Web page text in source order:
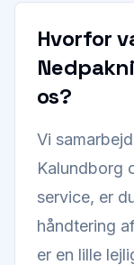
Hvorfor
os?
Vi
Kalundborg
service, er
håndtering
er en lille